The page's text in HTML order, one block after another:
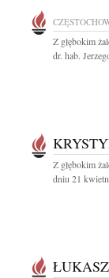
Z głębokim
dr. hab.
Z głębokim
dniu 21